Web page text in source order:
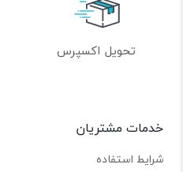
تحویل اکسپرس
خدمات مشتریان
شرایط استفاده